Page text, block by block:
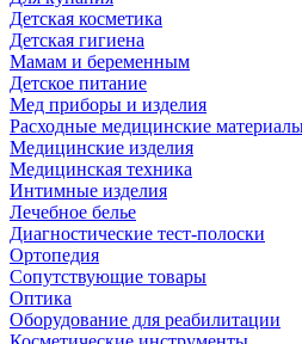
Детская косметика
Детская гигиена
Мамам и беременным
Детское питание
Мед приборы и изделия
Расходные медицинские
Медицинские изделия
Медицинская техника
Интимные изделия
Лечебное белье
Диагностические тест-полоски
Ортопедия
Сопутствующие товары
Оптика
Оборудование для реабилитации